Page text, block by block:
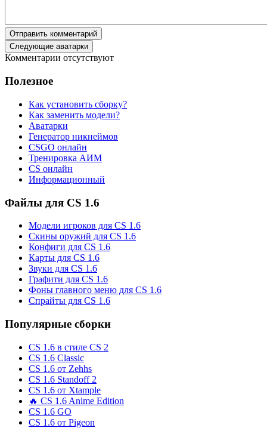
Отправить комментарий
Следующие аватарки
Комментарии отсутствуют
Полезное
Как установить сборку?
Как заменить модели?
Аватарки
Генератор никнеймов
CSGO онлайн
Тренировка АИМ
CS онлайн
Информационный
Файлы для CS 1.6
Модели игроков для CS 1.6
Скины оружий для CS 1.6
Конфиги для CS 1.6
Карты для CS 1.6
Звуки для CS 1.6
Графити для CS 1.6
Фоны главного меню для CS 1.6
Спрайты для CS 1.6
Популярные сборки
CS 1.6 в стиле CS 2
CS 1.6 Classic
CS 1.6 от Zehhs
CS 1.6 Standoff 2
CS 1.6 от Xtample
🔥 CS 1.6 Anime Edition
CS 1.6 GO
CS 1.6 от Pigeon